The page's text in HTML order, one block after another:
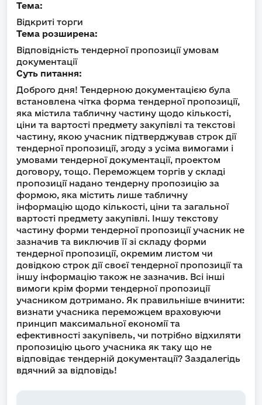
Тема:
Відкриті торги
Тема розширена:
Відповідність тендерної пропозиції умовам
документації
Суть питання:
Доброго дня! Тендерною документацією була
встановлена чітка форма тендерної пропозиції,
яка містила табличну частину щодо кількості,
ціни та вартості предмету закупівлі та текстові
частину, якою учасник підтверджував строк дії
тендерної пропозиції, згоду з усіма вимогами і
умовами тендерної документації, проектом
договору, тощо. Переможцем торгів у складі
пропозиції надано тендерну пропозицію за
формою, яка містить лише табличну
інформацію щодо кількості, ціни та загальної
вартості предмету закупівлі. Іншу текстову
частину форми тендерної пропозиції учасник не
зазначив та виключив її зі складу форми
тендерної пропозиції, окремим листом чи
довідкою строк дії своєї тендерної пропозиції та
іншу інформацію також не зазначив. Всі інші
вимоги крім форми тендерної пропозиції
учасником дотримано. Як правильніше вчинити:
визнати учасника переможцем враховуючи
принцип максимальної економії та
ефективності закупівель, чи потрібно відхиляти
пропозицію цього учасника як таку що не
відповідає тендерній документації? Заздалегідь
вдячний за відповідь!